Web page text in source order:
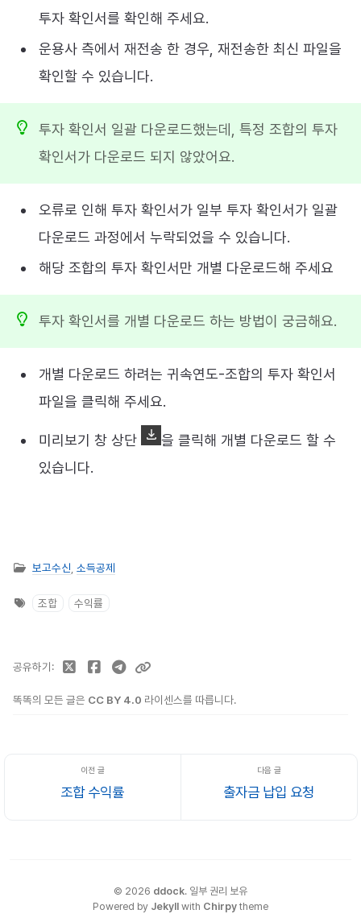
투자 확인서를 확인해 주세요.
운용사 측에서 재전송 한 경우, 재전송한 최신 파일을
확인할 수 있습니다.
투자 확인서 일괄 다운로드했는데, 특정 조합의 투자
확인서가 다운로드 되지 않았어요.
오류로 인해 투자 확인서가 일부 투자 확인서가 일괄
다운로드 과정에서 누락되었을 수 있습니다.
해당 조합의 투자 확인서만 개별 다운로드해 주세요
투자 확인서를 개별 다운로드 하는 방법이 궁금해요.
개별 다운로드 하려는 귀속연도-조합의 투자 확인서
파일을 클릭해 주세요.
미리보기 창 상단
을 클릭해 개별 다운로드 할 수
있습니다.
보고수신 소득공제
조합 수익률
똑똑의 모든 글은 CC BY 4.0 라이센스를 따릅니다.
공유하기
조합 수익률 출자금 납입 요청
© 2026 ddock. 일부 권리 보유
Powered by Jekyll with Chirpy theme